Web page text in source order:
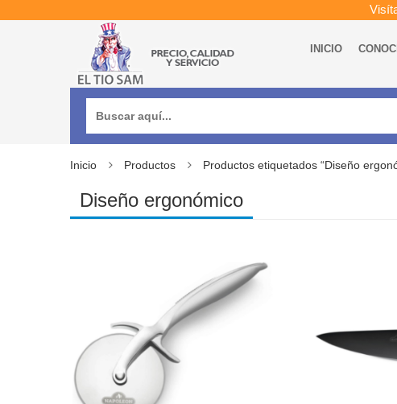
INICIO
Inicio Productos Productos etiquetados “Diseño
Diseño ergonómico